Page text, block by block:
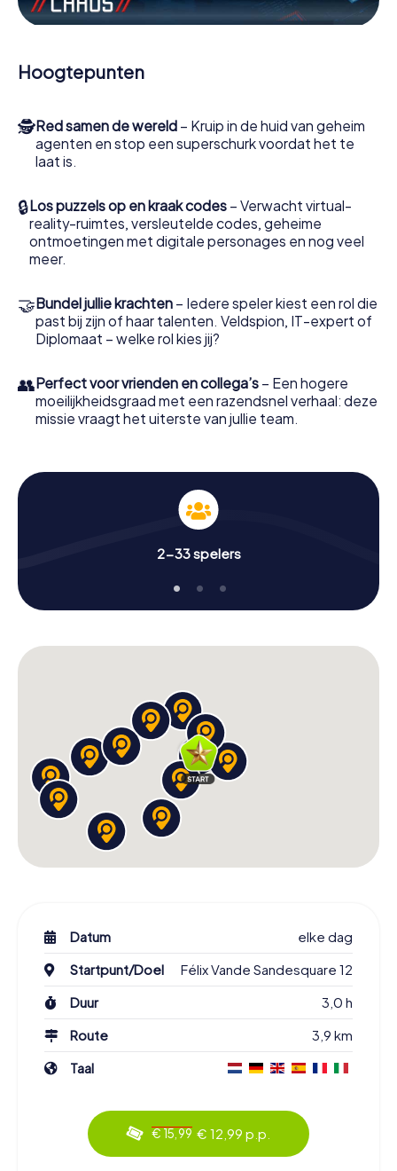
Werk samen als een team, onderschep vijandige
In deze escape game Koekelberg moeten jij en jouw
team excelleren om de slechteriken te stoppen. In
geheimhouding rond de geheime dienst: jij vereeuwigt
jezelf en jouw team in de hoogste score van Koekelberg
en krijg toegang tot jouw eigen fotogalerij. De escape
persoonlijke avonturenspeeltuin. Koop je tickets voor de
wereld van spionage en geheime agenten en verander
Koekelberg in een escaperoom in de buitenlucht!
Hoogtepunten
🕵Red samen de wereld – Kruip in de huid van geheim
agenten en stop een superschurk voordat het te
laat is.
🔒Los puzzels op en kraak codes – Verwacht virtual-
reality-ruimtes, versleutelde codes, geheime
ontmoetingen met digitale personages en nog veel
meer.
🤝Bundel jullie krachten – Iedere speler kiest een rol die
past bij zijn of haar talenten. Veldspion, IT-expert of
Diplomaat – welke rol kies jij?
👥Perfect voor vrienden en collega’s – Een hogere
moeilijkheidsgraad met een razendsnel verhaal: deze
missie vraagt het uiterste van jullie team.
2-33 spelers
Datum
elke dag
Startpunt/Doel
Félix Vande Sandesquare 12
Duur
3,0 h
Route
3,9 km
Taal
€ 15,99 € 12,99 p.p.